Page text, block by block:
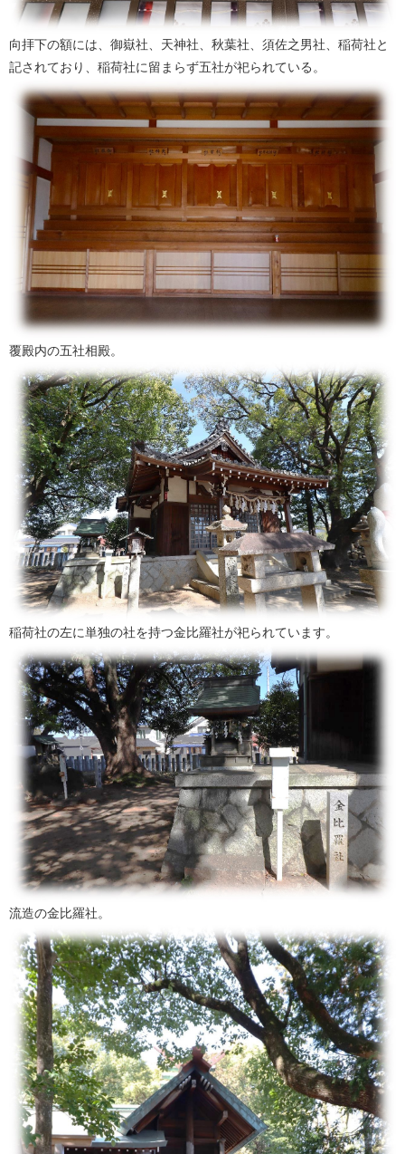
向拝下の額には、御嶽社、天神社、秋葉社、須佐之男社、稲荷社と
記されており、稲荷社に留まらず五社が祀られている。
覆殿内の五社相殿。
稲荷社の左に単独の社を持つ金比羅社が祀られています。
流造の金比羅社。